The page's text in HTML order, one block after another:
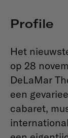
Profile
Het
op 28
DeLaMar
een
cabaret,